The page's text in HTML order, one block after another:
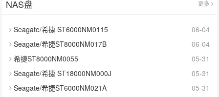
NAS盘 更多
Seagate/希捷 ST6000NM0115
06-04
Seagate/希捷ST8000NM017B
06-04
希捷ST8000NM0055
05-31
Seagate/希捷 ST18000NM000J
05-31
Seagate/希捷ST6000NM021A
05-31